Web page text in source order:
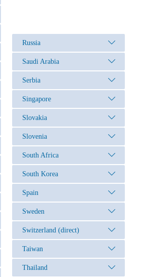
Russia
Saudi Arabia
Serbia
Singapore
Slovakia
Slovenia
South Africa
South Korea
Spain
Sweden
Switzerland (direct)
Taiwan
Thailand